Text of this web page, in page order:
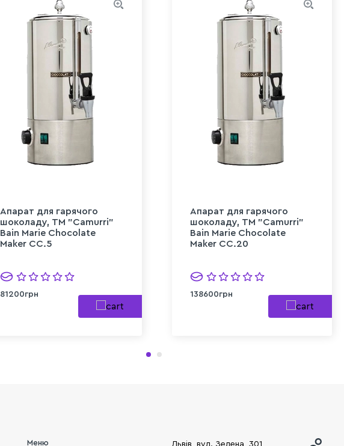
Апарат для гарячого
шоколаду, TM "Camurri"
Bain Marie Chocolate
Maker CC.5
81200грн
Апарат для гарячого
шоколаду, TM "Camurri"
Bain Marie Chocolate
Maker CC.20
138600грн
Меню